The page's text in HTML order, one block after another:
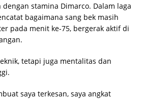
dengan stamina Dimarco. Dalam laga
bagaimana sang bek masih
pada menit ke-75, bergerak aktif di
tetapi juga mentalitas dan
saya terkesan, saya angkat